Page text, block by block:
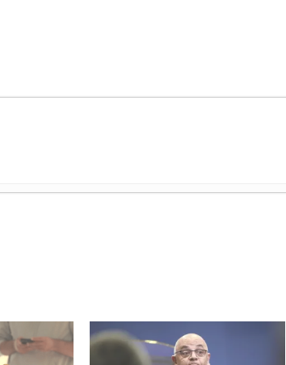
Volodymyr Zelensky
Goga, înlăturat din Iași